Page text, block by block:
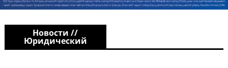
Новости //
Юридический